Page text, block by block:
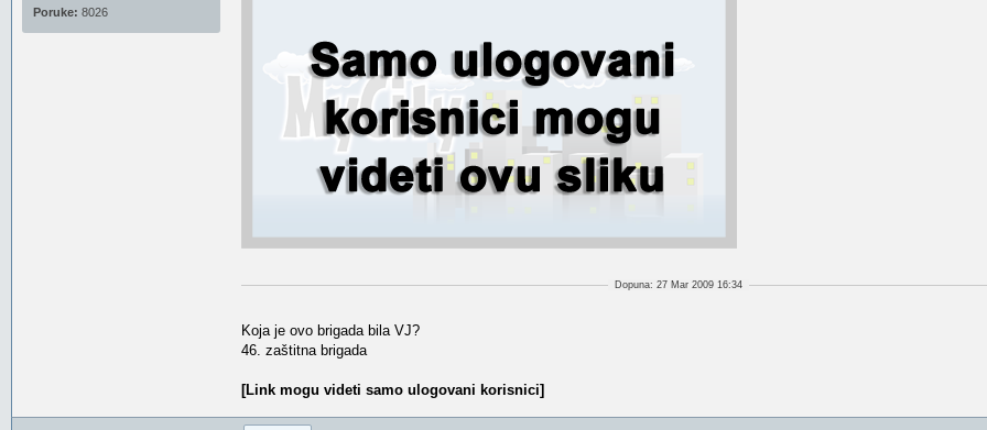
Poruke: 8026
Dopuna: 27 Mar 2009 16:34
Koja je ovo brigada bila VJ?
46. zaštitna brigada
[Link mogu videti samo ulogovani korisnici]